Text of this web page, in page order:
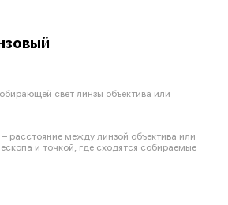
свет линзы объектива или
расстояние между линзой объектива или
и точкой, где сходятся собираемые